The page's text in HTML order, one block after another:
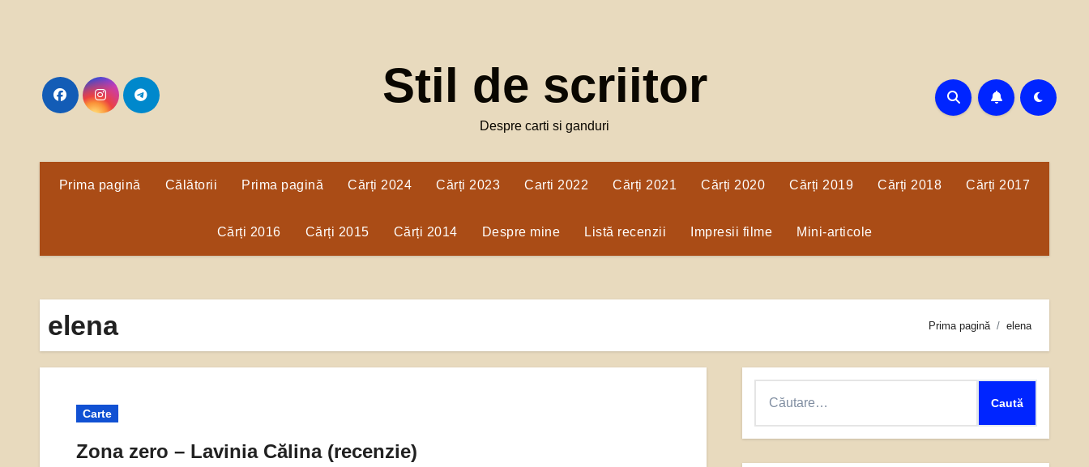
Stil de scriitor
Despre carti si ganduri
Prima pagină Călătorii Prima pagină Cărți 2024 Cărți 2023 Carti 2022 Cărți 2021 Cărți 2020 Cărți 2019 Cărți 2018 Cărți 2017
Cărți 2016 Cărți 2015 Cărți 2014 Despre mine Listă recenzii Impresii filme Mini-articole
elena Prima pagină elena
Carte
Zona zero – Lavinia Călina (recenzie)